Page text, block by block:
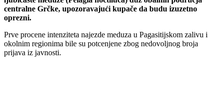
centralne Grčke, upozoravajući kupače da budu izuzetno
oprezni.
Prve procene intenziteta najezde meduza u Pagasitijskom zalivu i
okolnim regionima bile su potcenjene zbog nedovoljnog broja
prijava iz javnosti.